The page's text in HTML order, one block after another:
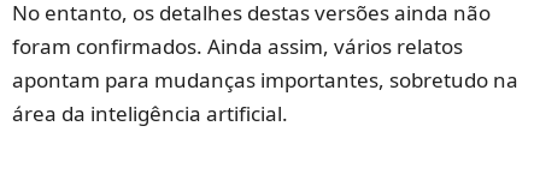
No entanto, os detalhes destas versões ainda não
foram confirmados. Ainda assim, vários relatos
apontam para mudanças importantes, sobretudo na
área da inteligência artificial.